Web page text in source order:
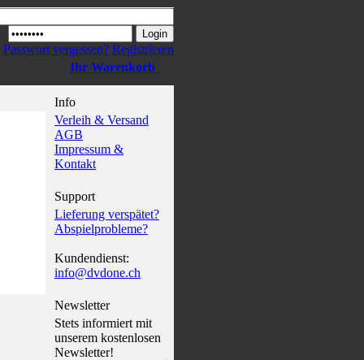
Passwort vergessen? Registrieren
Ihr Warenkorb
Info
Verleih & Versand
AGB
Impressum &
Kontakt
Support
Lieferung verspätet?
Abspielprobleme?
Kundendienst:
info@dvdone.ch
Newsletter
Stets informiert mit
unserem kostenlosen
Newsletter!